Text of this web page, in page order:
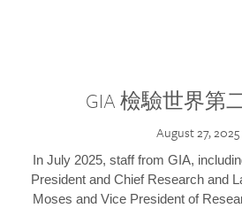
GIA 檢驗世界第
August 27, 2025
In July 2025, staff from GIA,
President and Chief Research and
Moses and Vice President of